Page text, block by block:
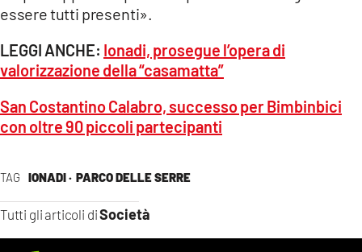
TAG IONADI · PARCO DELLE SERRE
Tutti gli articoli diSocietà
essere tutti presenti».
LEGGI ANCHE: Ionadi, prosegue l’opera di
valorizzazione della “casamatta”
San Costantino Calabro, successo per Bimbinbici
con oltre 90 piccoli partecipanti